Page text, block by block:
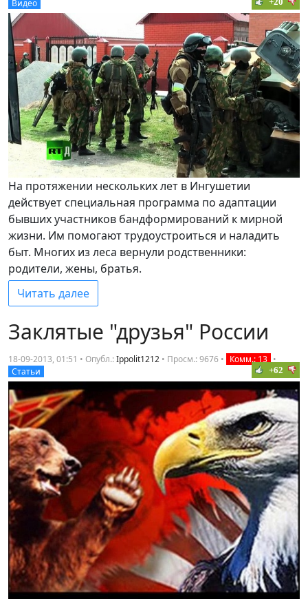
Видео
На протяжении нескольких лет в Ингушетии
действует специальная программа по адаптации
бывших участников бандформирований к мирной
жизни. Им помогают трудоустроиться и наладить
быт. Многих из леса вернули родственники:
родители, жены, братья.
Читать далее
Заклятые "друзья" России
18-09-2013, 01:51 • Опубл.:Ippolit1212 • Просм.: 9676 • Комм.: 13 •
Статьи
+62